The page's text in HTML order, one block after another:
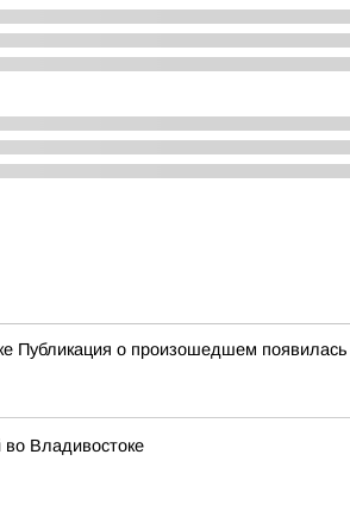
Публикация о произошедшем
Владивостоке